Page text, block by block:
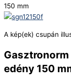
150 mm
A kép(ek) csupán
edény 150